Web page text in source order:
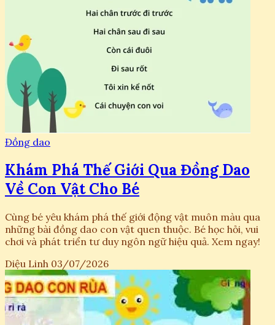
Đồng dao
Khám Phá Thế Giới Qua Đồng Dao
Về Con Vật Cho Bé
Cùng bé yêu khám phá thế giới động vật muôn màu qua
những bài đồng dao con vật quen thuộc. Bé học hỏi, vui
chơi và phát triển tư duy ngôn ngữ hiệu quả. Xem ngay!
Diệu Linh 03/07/2026